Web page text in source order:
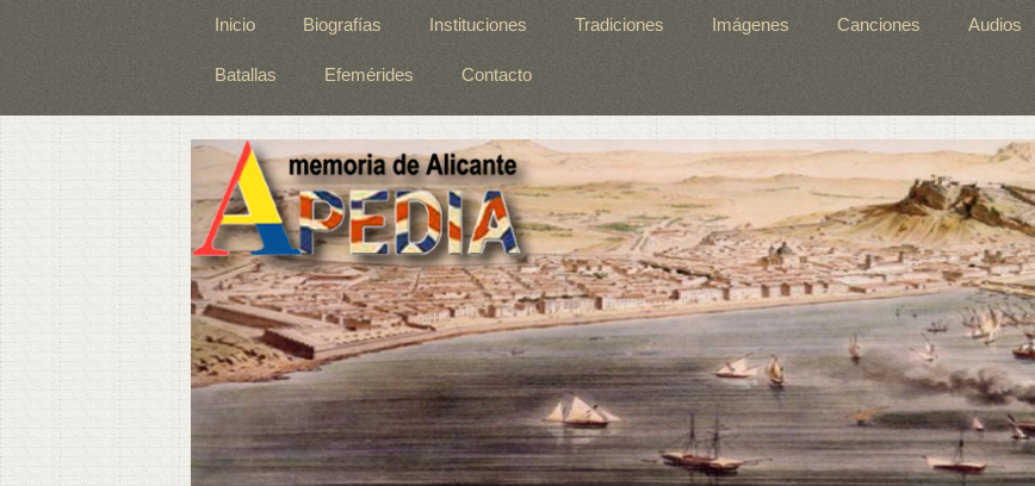
Inicio Biografías Instituciones Tradiciones Imágenes Canciones Audios
Batallas Efemérides Contacto